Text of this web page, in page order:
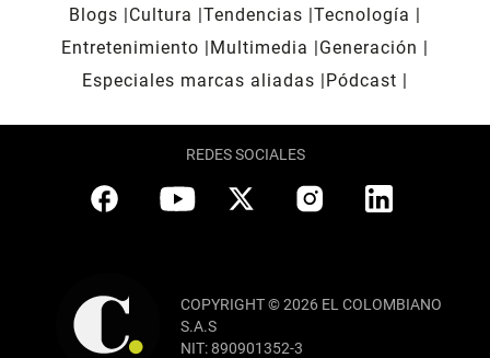
Blogs
Cultura Tendencias Tecnología
Entretenimiento
Multimedia
Generación
Especiales marcas aliadas
Pódcast
REDES SOCIALES
COPYRIGHT © 2026 EL COLOMBIANO
S.A.S
NIT: 890901352-3